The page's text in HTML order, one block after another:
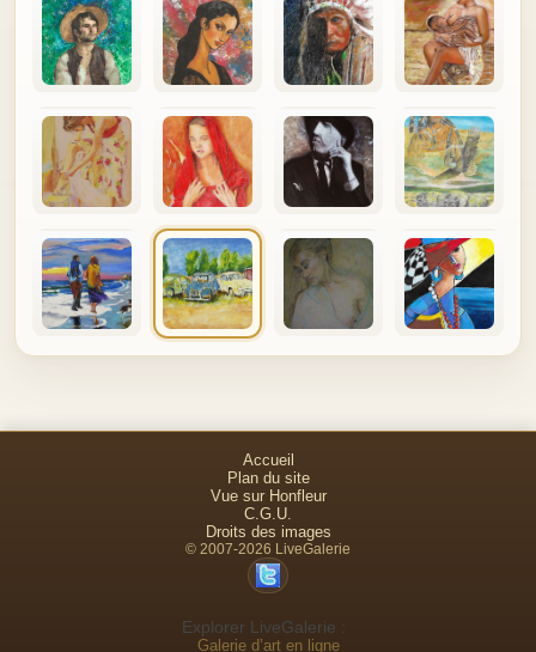
Accueil
Plan du site
Vue sur Honfleur
C.G.U.
Droits des images
© 2007-2026 LiveGalerie
Explorer LiveGalerie :
Galerie d’art en ligne